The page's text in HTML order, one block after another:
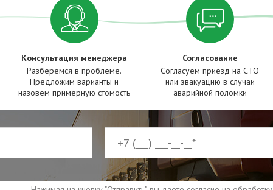
Консультация менеджера
Разберемся в проблеме.
Предложим варианты и
назовем примерную стомость
Согласование
Согласуем приезд на СТО
или эвакуацию в случаи
аварийной поломки